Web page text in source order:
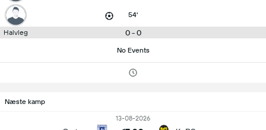
54'
Halvleg 0 - 0
No Events
Næste kamp
13-08-2026